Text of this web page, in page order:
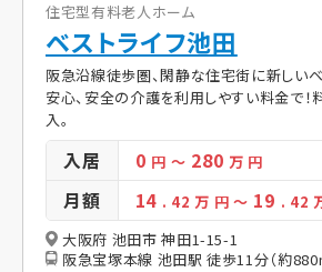
住宅型有料老人ホーム
ベストライフ池田
阪急沿線徒歩圏、閑静な住宅街に新しいベ
安心、安全の介護を利用しやすい料金で！
入。
入居 0 円 ～ 280万 円
月額 14 . 42万 円 ～ 19 . 42
大阪府 池田市 神田1-15-1
阪急宝塚本線 池田駅 徒歩11分（約